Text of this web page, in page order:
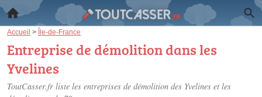
Accueil > Île-de-France
Entreprise de démolition dans les
Yvelines
ToutCasser.fr liste les entreprises de démolition des Yvelines et les